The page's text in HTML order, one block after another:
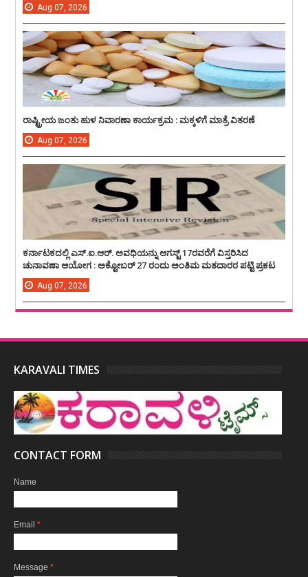
Aug 07, 2026
ರಾಷ್ಟ್ರೀಯ ಜಂತು ಹುಳ ನಿವಾರಣಾ ಕಾರ್ಯಕ್ರಮ : ಮಕ್ಕಳಿಗೆ ಮಾತ್ರೆ ವಿತರಣೆ
Aug 07, 2026
ಕರ್ನಾಟಕದಲ್ಲಿ ಎಸ್.ಐ.ಆರ್. ಅವಧಿಯನ್ನು ಆಗಸ್ಟ್ 17ರವರೆಗೆ ವಿಸ್ತರಿಸಿದ
ಚುನಾವಣಾ ಆಯೋಗ : ಅಕ್ಟೋಬರ್ 27 ರಂದು ಅಂತಿಮ ಮತದಾರರ ಪಟ್ಟಿ ಪ್ರಕಟ
Aug 07, 2026
KARAVALI TIMES
CONTACT FORM
Name
Email *
Message *